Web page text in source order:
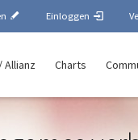
Einloggen
Allianz Charts